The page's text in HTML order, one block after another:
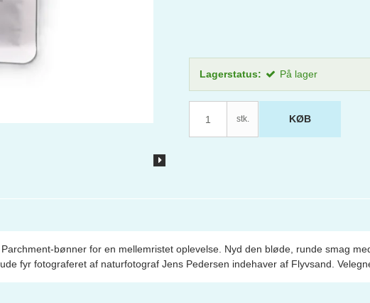
Lagerstatus: På lager
stk. KØB
bønner for en mellemristet oplevelse. Nyd den bløde, runde smag
fyr fotograferet af naturfotograf Jens Pedersen indehaver af Flyvsand.